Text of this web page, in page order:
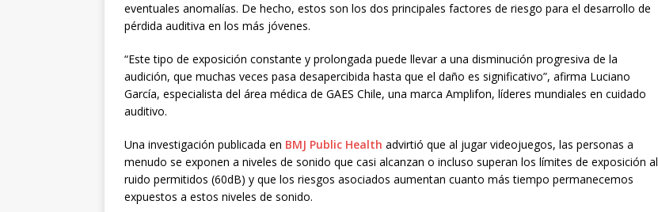
eventuales anomalías. De hecho, estos son los dos principales factores de riesgo para el desarrollo de
pérdida auditiva en los más jóvenes.
“Este tipo de exposición constante y prolongada puede llevar a una disminución progresiva de la
audición, que muchas veces pasa desapercibida hasta que el daño es significativo”, afirma Luciano
García, especialista del área médica de GAES Chile, una marca Amplifon, líderes mundiales en cuidado
auditivo.
Una investigación publicada en BMJ Public Health advirtió que al jugar videojuegos, las personas a
menudo se exponen a niveles de sonido que casi alcanzan o incluso superan los límites de exposición al
ruido permitidos (60dB) y que los riesgos asociados aumentan cuanto más tiempo permanecemos
expuestos a estos niveles de sonido.